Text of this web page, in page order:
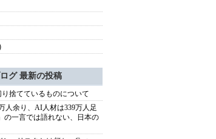
グ 最新の投稿
捨てているものについて
人余り、AI人材は339万人足
の一言では語れない、日本の